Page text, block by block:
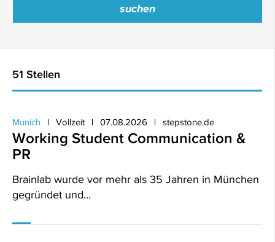
51 Stellen
Munich Vollzeit 07.08.2026 stepstone.de
Working Student Communication &
PR
Brainlab wurde vor mehr als 35 Jahren in München
gegründet und...